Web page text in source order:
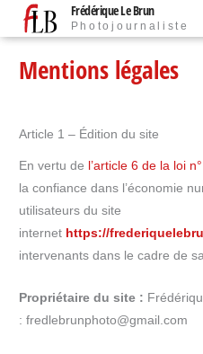
Frédérique Le Brun
Photojournaliste
Mentions légales
Article 1 – Édition du site
En vertu de l’article 6 de la loi
la confiance dans l’économie
utilisateurs du site
internet https://
intervenants dans le cadre de
Propriétaire du site :
: fredlebrunphoto@gmail.com